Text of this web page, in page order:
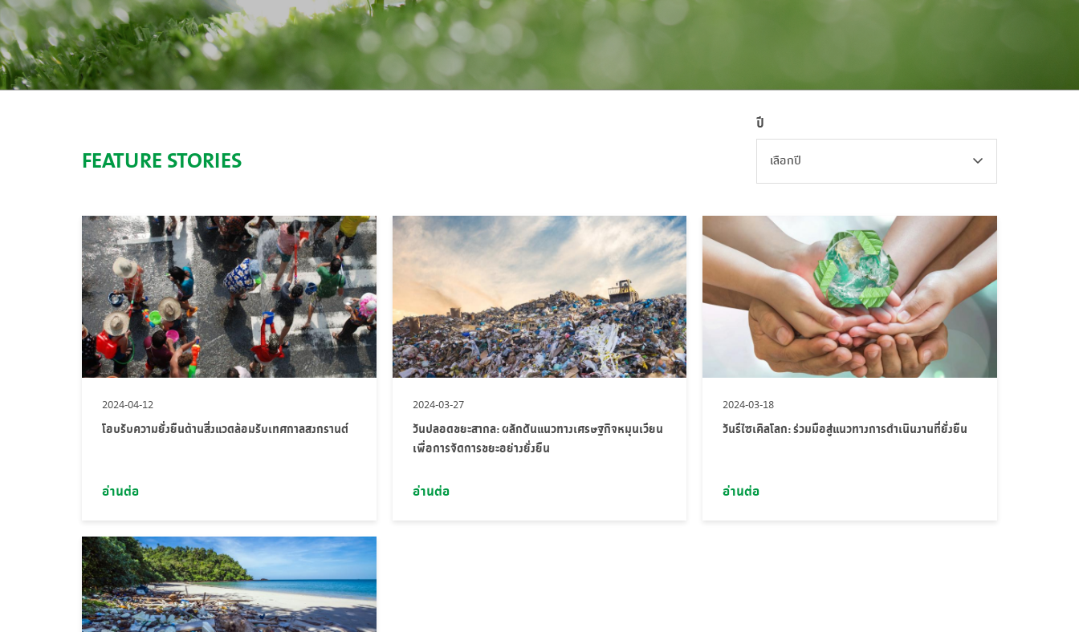
FEATURE STORIES
ปี
เลือกปี
2024-04-12
โอบรับความยั่งยืนด้านสิ่งแวดล้อมรับเทศกาลสงกรานต์
อ่านต่อ
2024-03-27
วันปลอดขยะสากล: ผลักดันแนวทางเศรษฐกิจหมุนเวียน
เพื่อการจัดการขยะอย่างยั่งยืน
อ่านต่อ
2024-03-18
วันรีไซเคิลโลก: ร่วมมือสู่แนวทางการดำเนินงานที่ยั่งยืน
อ่านต่อ